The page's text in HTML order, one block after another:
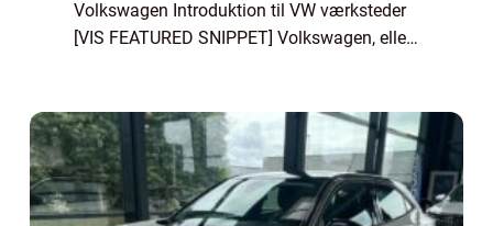
Volkswagen Introduktion til VW værksteder
[VIS FEATURED SNIPPET] Volkswagen, eller
kvalit...